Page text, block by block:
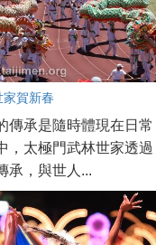
家賀新春
傳承是隨時體現在日常
，太極門武林世家透過
承，與世人...